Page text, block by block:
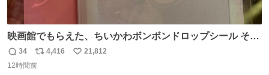
映画館でもらえた、ちいかわボンボンドロップシール その
ままキーホルダーにして使いたいって人まずキャンドゥに
行きな 何も加工せずにキーホルダーになるケースあるか
返
信
34
リ
ポ
4,416
い
21,812
12時間前